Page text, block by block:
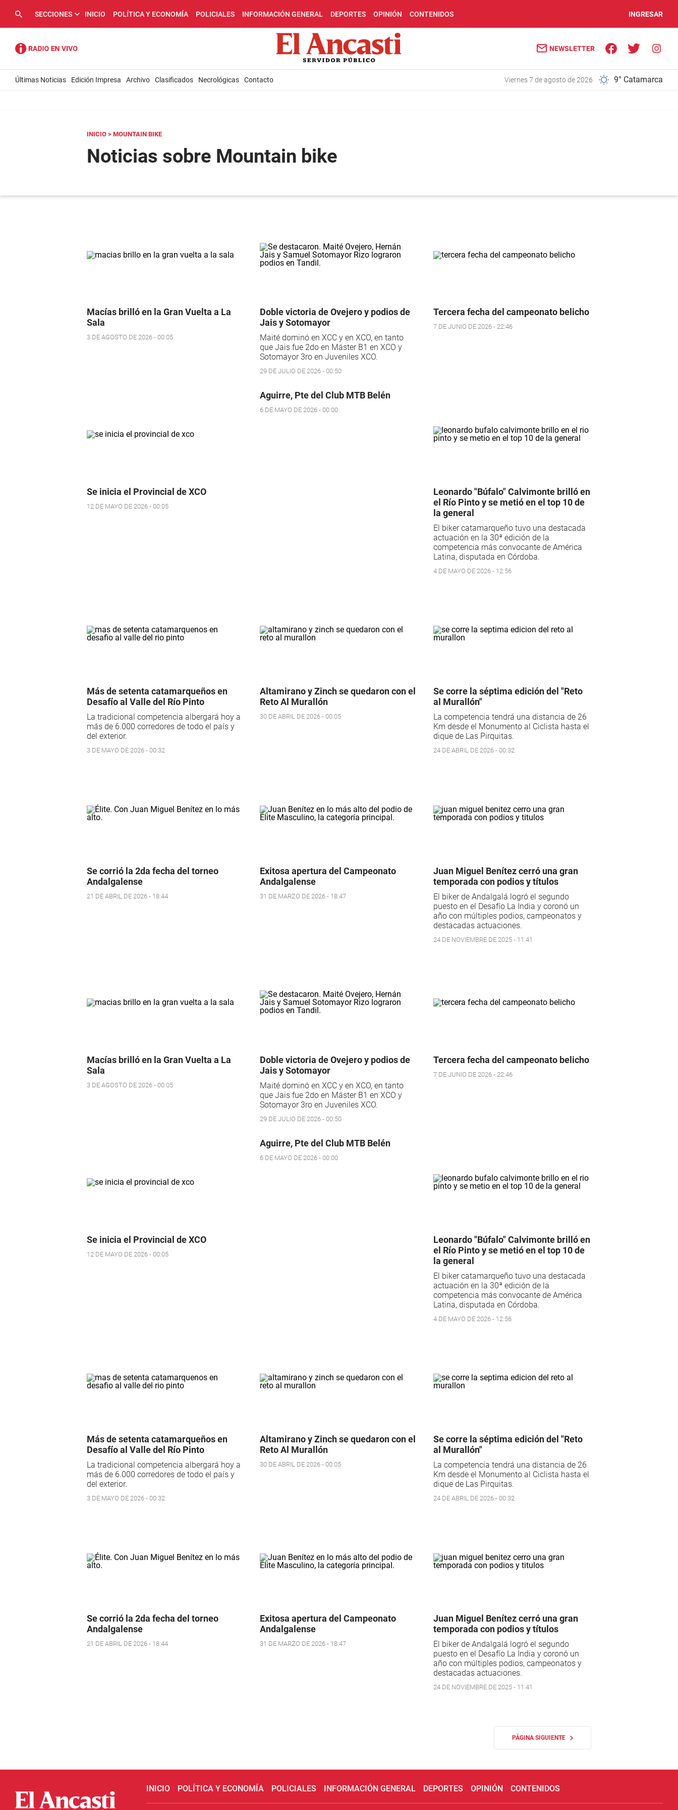
SECCIONES INICIO POLÍTICA Y ECONOMÍA POLICIALES INFORMACIÓN GENERAL DEPORTES OPINIÓN CONTENIDOS INGRESAR
NEWSLETTER
Últimas Noticias Edición Impresa Archivo Clasificados Necrológicas Contacto viernes 7 de agosto de 2026 9° Catamarca
INICIO > MOUNTAIN BIKE
Noticias sobre Mountain bike
Macías brilló en la Gran Vuelta a La
Sala
3 DE AGOSTO DE 2026 - 00:05
Doble victoria de Ovejero y podios de
Jais y Sotomayor
Maité dominó en XCC y en XCO, en tanto
que Jais fue 2do en Máster B1 en XCO y
Sotomayor 3ro en Juveniles XCO.
29 DE JULIO DE 2026 - 00:50
Tercera fecha del campeonato belicho
7 DE JUNIO DE 2026 - 22:46
Se inicia el Provincial de XCO
12 DE MAYO DE 2026 - 00:05
Aguirre, Pte del Club MTB Belén
6 DE MAYO DE 2026 - 00:00
Leonardo "Búfalo" Calvimonte brilló en
el Río Pinto y se metió en el top 10 de
la general
El biker catamarqueño tuvo una destacada
actuación en la 30ª edición de la
competencia más convocante de América
Latina, disputada en Córdoba.
4 DE MAYO DE 2026 - 12:56
Más de setenta catamarqueños en
Desafío al Valle del Río Pinto
La tradicional competencia albergará hoy a
más de 6.000 corredores de todo el país y
del exterior.
3 DE MAYO DE 2026 - 00:32
Altamirano y Zinch se quedaron con el
Reto Al Murallón
30 DE ABRIL DE 2026 - 00:05
Se corre la séptima edición del "Reto
al Murallón"
La competencia tendrá una distancia de 26
Km desde el Monumento al Ciclista hasta el
dique de Las Pirquitas.
24 DE ABRIL DE 2026 - 00:32
Se corrió la 2da fecha del torneo
Andalgalense
21 DE ABRIL DE 2026 - 18:44
Exitosa apertura del Campeonato
Andalgalense
31 DE MARZO DE 2026 - 18:47
Juan Miguel Benítez cerró una gran
temporada con podios y títulos
El biker de Andalgalá logró el segundo
puesto en el Desafío La India y coronó un
año con múltiples podios, campeonatos y
destacadas actuaciones.
24 DE NOVIEMBRE DE 2025 - 11:41
Macías brilló en la Gran Vuelta a La
Sala
3 DE AGOSTO DE 2026 - 00:05
Doble victoria de Ovejero y podios de
Jais y Sotomayor
Maité dominó en XCC y en XCO, en tanto
que Jais fue 2do en Máster B1 en XCO y
Sotomayor 3ro en Juveniles XCO.
29 DE JULIO DE 2026 - 00:50
Tercera fecha del campeonato belicho
7 DE JUNIO DE 2026 - 22:46
Se inicia el Provincial de XCO
12 DE MAYO DE 2026 - 00:05
Aguirre, Pte del Club MTB Belén
6 DE MAYO DE 2026 - 00:00
Leonardo "Búfalo" Calvimonte brilló en
el Río Pinto y se metió en el top 10 de
la general
El biker catamarqueño tuvo una destacada
actuación en la 30ª edición de la
competencia más convocante de América
Latina, disputada en Córdoba.
4 DE MAYO DE 2026 - 12:56
Más de setenta catamarqueños en
Desafío al Valle del Río Pinto
La tradicional competencia albergará hoy a
más de 6.000 corredores de todo el país y
del exterior.
3 DE MAYO DE 2026 - 00:32
Altamirano y Zinch se quedaron con el
Reto Al Murallón
30 DE ABRIL DE 2026 - 00:05
Se corre la séptima edición del "Reto
al Murallón"
La competencia tendrá una distancia de 26
Km desde el Monumento al Ciclista hasta el
dique de Las Pirquitas.
24 DE ABRIL DE 2026 - 00:32
Se corrió la 2da fecha del torneo
Andalgalense
21 DE ABRIL DE 2026 - 18:44
Exitosa apertura del Campeonato
Andalgalense
31 DE MARZO DE 2026 - 18:47
Juan Miguel Benítez cerró una gran
temporada con podios y títulos
El biker de Andalgalá logró el segundo
puesto en el Desafío La India y coronó un
año con múltiples podios, campeonatos y
destacadas actuaciones.
24 DE NOVIEMBRE DE 2025 - 11:41
PÁGINA SIGUIENTE
INICIO POLÍTICA Y ECONOMÍA POLICIALES INFORMACIÓN GENERAL DEPORTES OPINIÓN CONTENIDOS